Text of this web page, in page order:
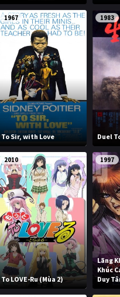
1967
To Sir, with Love
1983
Duel
2010
To LOVE-Ru (Mùa 2)
1997
Lãng
Khúc
Duy